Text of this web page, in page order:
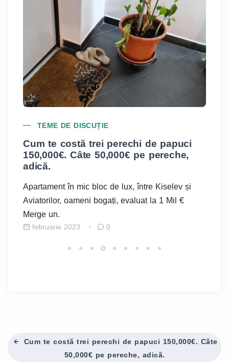
TEME DE DISCUȚIE
Cum te costă trei perechi de papuci
150,000€. Câte 50,000€ pe pereche,
adică.
Apartament în mic bloc de lux, între Kiselev și
Aviatorilor, oameni bogați, evaluat la 1 Mil €
Merge un.
februarie 2023 0
Cum te costă trei perechi de papuci 150,000€. Câte
50,000€ pe pereche, adică.